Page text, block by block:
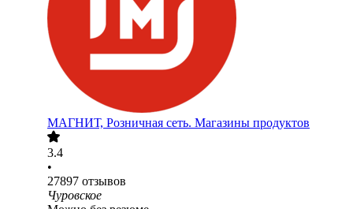
МАГНИТ, Розничная сеть. Магазины продуктов
3.4
•
27897 отзывов
Чуровское